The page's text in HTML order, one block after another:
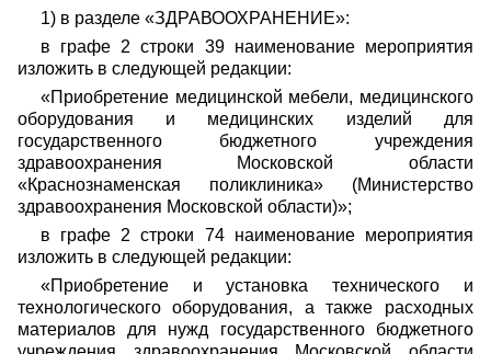
1) в разделе «ЗДРАВООХРАНЕНИЕ»:
в графе 2 строки 39 наименование мероприятия
изложить в следующей редакции:
«Приобретение медицинской мебели, медицинского
оборудования и медицинских изделий для
государственного бюджетного учреждения
здравоохранения Московской области
«Краснознаменская поликлиника» (Министерство
здравоохранения Московской области)»;
в графе 2 строки 74 наименование мероприятия
изложить в следующей редакции:
«Приобретение и установка технического и
технологического оборудования, а также расходных
материалов для нужд государственного бюджетного